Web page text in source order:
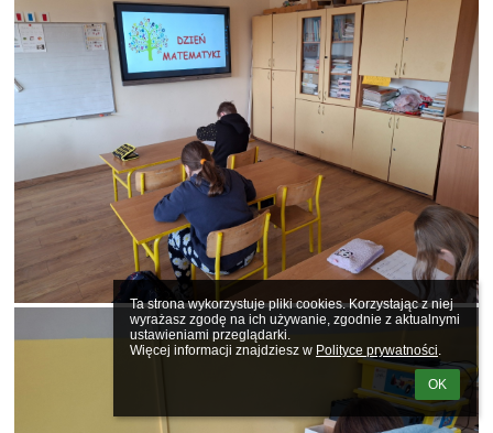
Ta strona wykorzystuje pliki cookies. Korzystając z niej
wyrażasz zgodę na ich używanie, zgodnie z aktualnymi
ustawieniami przeglądarki.
Więcej informacji znajdziesz w Polityce prywatności.
OK